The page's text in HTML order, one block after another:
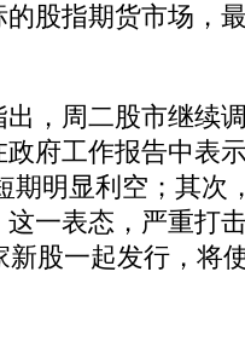
股指期货市场，
周二股市继续
府工作报告中表
期明显利空；其次
一表态，严重打
股一起发行，将